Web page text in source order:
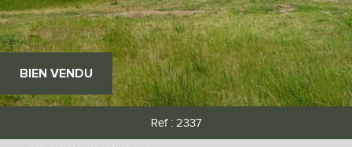
BIEN VENDU
Ref : 2337